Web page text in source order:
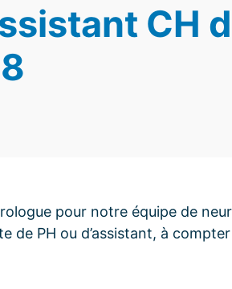
CH
pour notre équipe de
de PH ou d’assistant, à